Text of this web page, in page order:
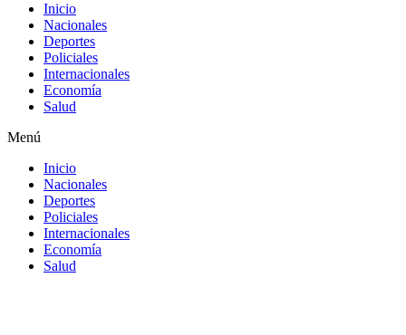
Inicio
Nacionales
Deportes
Policiales
Internacionales
Economía
Salud
Menú
Inicio
Nacionales
Deportes
Policiales
Internacionales
Economía
Salud